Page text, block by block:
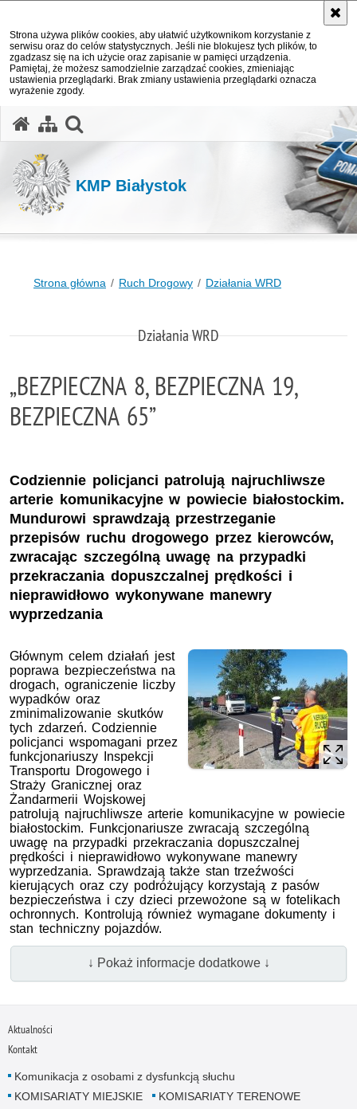
Strona używa plików cookies, aby ułatwić użytkownikom korzystanie z
serwisu oraz do celów statystycznych. Jeśli nie blokujesz tych plików, to
zgadzasz się na ich użycie oraz zapisanie w pamięci urządzenia.
Pamiętaj, że możesz samodzielnie zarządzać cookies, zmieniając
ustawienia przeglądarki. Brak zmiany ustawienia przeglądarki oznacza
wyrażenie zgody.
KMP Białystok
Strona główna Ruch Drogowy Działania WRD
Działania WRD
„BEZPIECZNA 8, BEZPIECZNA 19,
BEZPIECZNA 65”
Codziennie policjanci patrolują najruchliwsze
arterie komunikacyjne w powiecie białostockim.
Mundurowi sprawdzają przestrzeganie
przepisów ruchu drogowego przez kierowców,
zwracając szczególną uwagę na przypadki
przekraczania dopuszczalnej prędkości i
nieprawidłowo wykonywane manewry
wyprzedzania
Głównym celem działań jest
poprawa bezpieczeństwa na
drogach, ograniczenie liczby
wypadków oraz
zminimalizowanie skutków
tych zdarzeń. Codziennie
policjanci wspomagani przez
funkcjonariuszy Inspekcji
Transportu Drogowego i
Straży Granicznej oraz
Żandarmerii Wojskowej
patrolują najruchliwsze arterie komunikacyjne w powiecie
białostockim. Funkcjonariusze zwracają szczególną
uwagę na przypadki przekraczania dopuszczalnej
prędkości i nieprawidłowo wykonywane manewry
wyprzedzania. Sprawdzają także stan trzeźwości
kierujących oraz czy podróżujący korzystają z pasów
bezpieczeństwa i czy dzieci przewożone są w fotelikach
ochronnych. Kontrolują również wymagane dokumenty i
stan techniczny pojazdów.
↓ Pokaż informacje dodatkowe ↓
Aktualności
Kontakt
Komunikacja z osobami z dysfunkcją słuchu
KOMISARIATY MIEJSKIE
KOMISARIATY TERENOWE